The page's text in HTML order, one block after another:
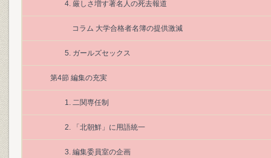
4. 厳しさ増す著名人の死去報道
コラム 大学合格者名簿の提供激減
5. ガールズセックス
第4節 編集の充実
1. 二関専任制
2. 「北朝鮮」に用語統一
3. 編集委員室の企画